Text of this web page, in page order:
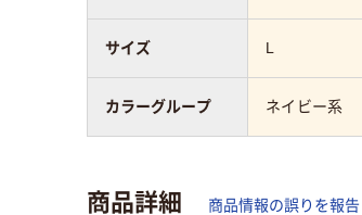
L
ネイビー系
サイズ
カラーグループ
商品詳細 商品情報の誤りを報告